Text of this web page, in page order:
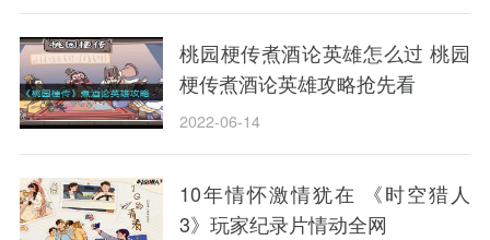
桃园梗传煮酒论英雄怎么过 桃园
梗传煮酒论英雄攻略抢先看
2022-06-14
10年情怀激情犹在 《时空猎人
3》玩家纪录片情动全网